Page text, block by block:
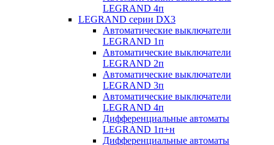
LEGRAND 4п
LEGRAND серии DХ3
Автоматические выключатели
LEGRAND 1п
Автоматические выключатели
LEGRAND 2п
Автоматические выключатели
LEGRAND 3п
Автоматические выключатели
LEGRAND 4п
Дифференциальные автоматы
LEGRAND 1п+н
Дифференциальные автоматы